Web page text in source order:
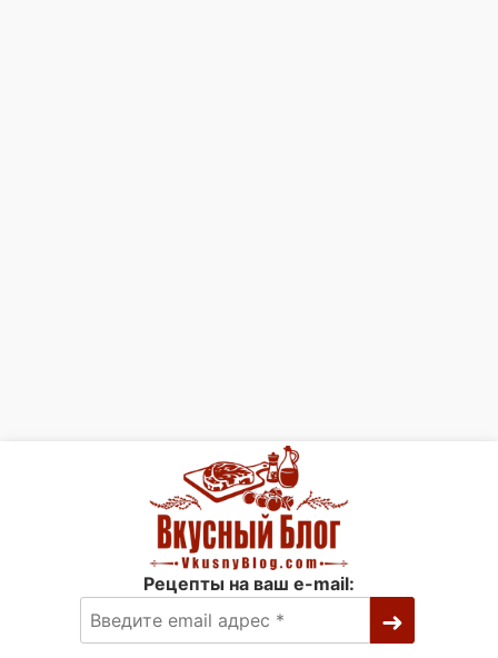
Рецепты на ваш e-mail: